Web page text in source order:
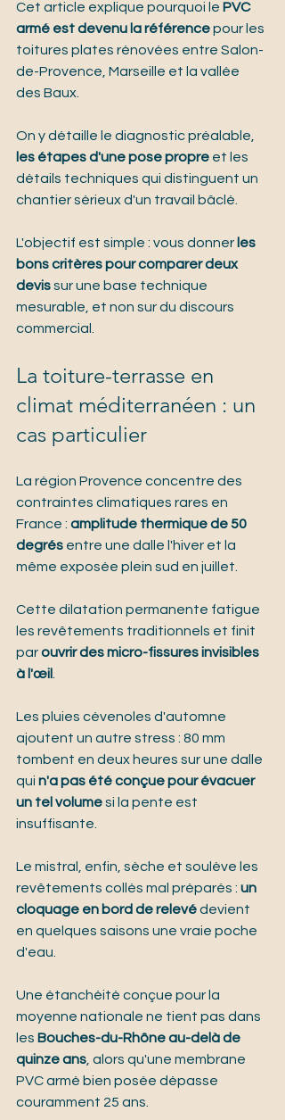
Cet article explique pourquoi le PVC
armé est devenu la référence pour les
toitures plates rénovées entre Salon-
de-Provence, Marseille et la vallée
des Baux.
On y détaille le diagnostic préalable,
les étapes d'une pose propre et les
détails techniques qui distinguent un
chantier sérieux d'un travail bâclé.
L'objectif est simple : vous donner les
bons critères pour comparer deux
devis sur une base technique
mesurable, et non sur du discours
commercial.
La toiture-terrasse en
climat méditerranéen : un
cas particulier
La région Provence concentre des
contraintes climatiques rares en
France : amplitude thermique de 50
degrés entre une dalle l'hiver et la
même exposée plein sud en juillet.
Cette dilatation permanente fatigue
les revêtements traditionnels et finit
par ouvrir des micro-fissures invisibles
à l'œil.
Les pluies cévenoles d'automne
ajoutent un autre stress : 80 mm
tombent en deux heures sur une dalle
qui n'a pas été conçue pour évacuer
un tel volume si la pente est
insuffisante.
Le mistral, enfin, sèche et soulève les
revêtements collés mal préparés : un
cloquage en bord de relevé devient
en quelques saisons une vraie poche
d'eau.
Une étanchéité conçue pour la
moyenne nationale ne tient pas dans
les Bouches-du-Rhône au-delà de
quinze ans, alors qu'une membrane
PVC armé bien posée dépasse
couramment 25 ans.